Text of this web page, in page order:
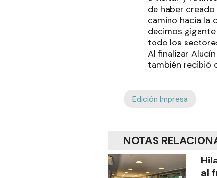
de haber
camino hacia la
decimos
todo los
Al finalizar
también recibió
Edición Impresa
NOTAS
al